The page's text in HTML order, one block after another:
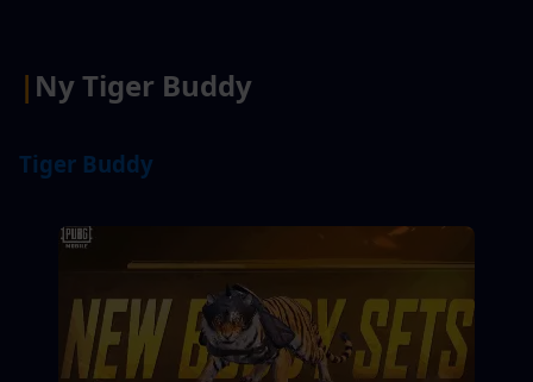
| Ny Tiger Buddy
Tiger Buddy